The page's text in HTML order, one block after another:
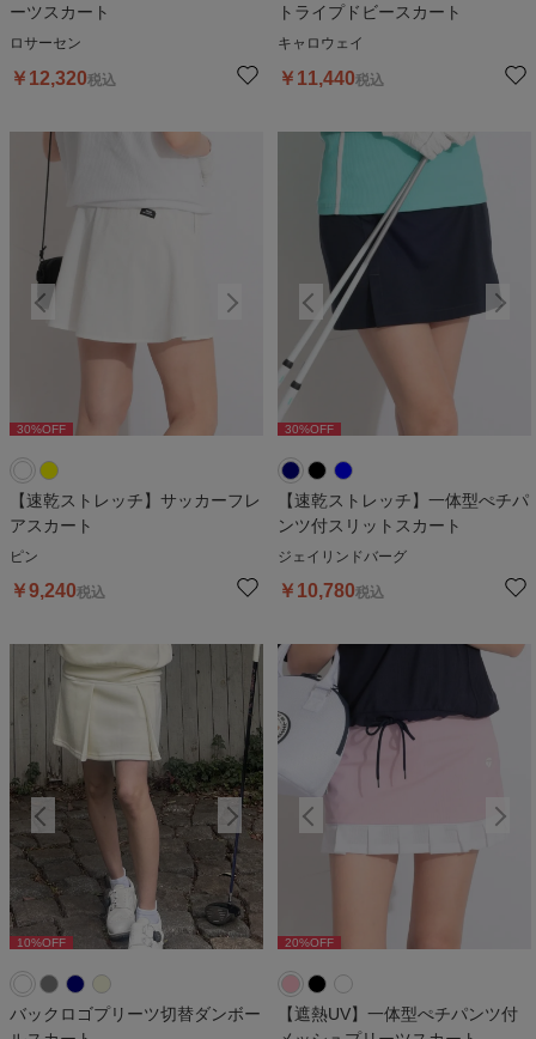
ーツスカート
ロサーセン
￥ 12,320税込
トライプドビースカート
キャロウェイ
￥ 11,440税込
30%OFF %OFF
【速乾ストレッチ】サッカーフレ
アスカート
ピン
￥9,240税込
30%OFF 30%OFF
【速乾ストレッチ】一体型ぺチパ
ンツ付スリットスカート
ジェイリンドバーグ
￥ 10,780税込
10%OFF %OFF
バックロゴプリーツ切替ダンボー
20%OFF 20%OFF
【遮熱UV】一体型ぺチパンツ付